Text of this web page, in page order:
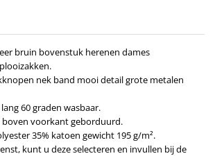
bruin bovenstuk herenen dames
nek band mooi detail grote metalen
60 graden wasbaar.
voorkant geborduurd.
35% katoen gewicht 195 g/m².
kunt u deze selecteren en invullen bij de